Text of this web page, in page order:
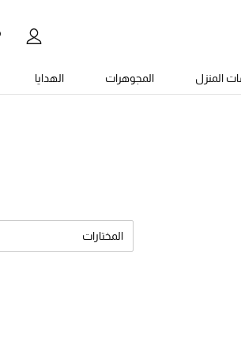
المنزل المجوهرات الهدايا
المختارات